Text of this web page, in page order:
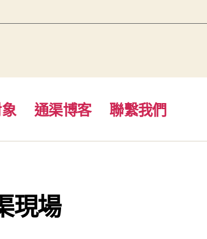
通渠博客 聯繫我們
現場